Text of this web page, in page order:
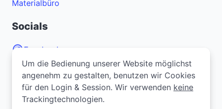
Materialbüro
Socials
Facebook
Instagram
YouTube
Bei Problemen oder Fragen zur Webseite? Melde
Um die Bedienung unserer Website möglichst
angenehm zu gestalten, benutzen wir Cookies
für den Login & Session. Wir verwenden keine
Trackingtechnologien.
Um die Bedienung unserer Website möglichst
angenehm zu gestalten, benutzen wir Cookies
für den Login & Session. Wir verwenden keine
Trackingtechnologien.